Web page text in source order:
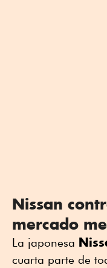
Nissan
mercado
La japonesa
cuarta parte de